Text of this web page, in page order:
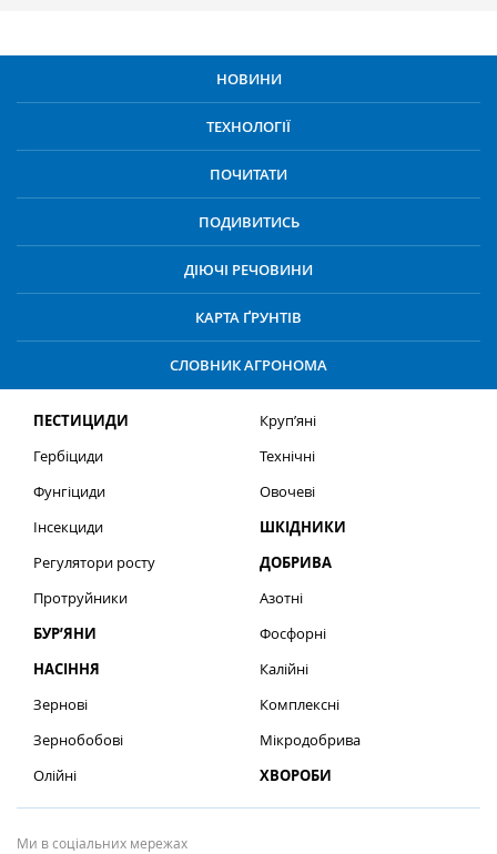
НОВИНИ
ТЕХНОЛОГІЇ
ПОЧИТАТИ
ПОДИВИТИСЬ
ДІЮЧІ РЕЧОВИНИ
КАРТА ҐРУНТІВ
СЛОВНИК АГРОНОМА
ПЕСТИЦИДИ
Гербіциди
Фунгіциди
Інсекциди
Регулятори росту
Протруйники
БУР’ЯНИ
НАСІННЯ
Зернові
Зернобобові
Олійні
Круп’яні
Технічні
Овочеві
ШКІДНИКИ
ДОБРИВА
Азотні
Фосфорні
Калійні
Комплексні
Мікродобрива
ХВОРОБИ
Ми в соціальних мережах